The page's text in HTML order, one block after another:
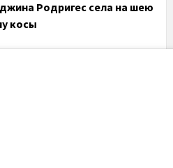
Родригес села на шею
косы